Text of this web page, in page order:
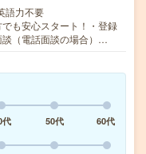
語力不要
も安心スタート！・登録
（電話面談の場合）…
代 50代
60代